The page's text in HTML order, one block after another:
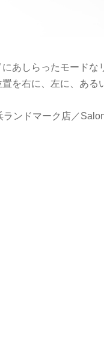
あしらったモード
を右に、左に、ある
ンドマーク店／